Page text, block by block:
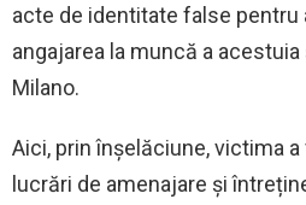
acte de identitate false pentru
angajarea la muncă a
Milano.
Aici, prin înșelăciune, victima
lucrări de amenajare și